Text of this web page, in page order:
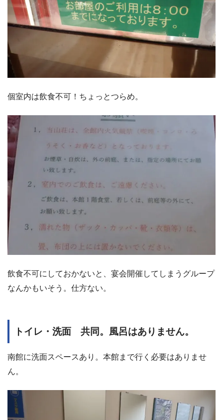
個室内は飲食不可！ちょっとつらめ。
飲食不可にしておかないと、宴会開催してしまうグループ
なんかもいそう。仕方ない。
トイレ・洗面 共同。風呂はありません。
南館に洗面スペースあり。本館まで行く必要はありませ
ん。